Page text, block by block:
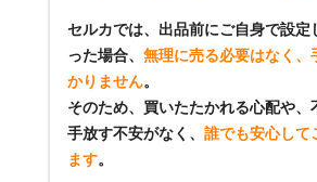
セルカでは、出品前にご自身で設定
った場合、 無理に売る必要はなく、
かりません。
そのため、買いたたかれる心配や、
手放す不安がなく、 誰でも安心して
ます。